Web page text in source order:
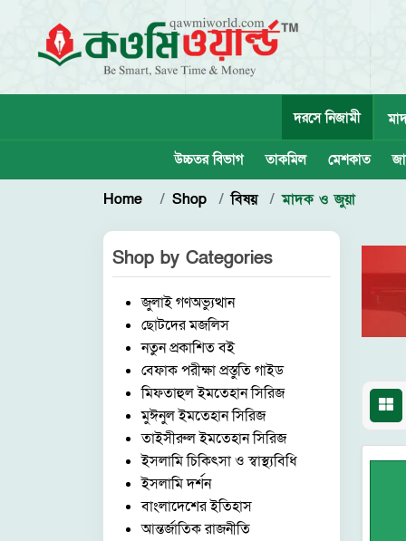
দরসে নিজামী
উচ্চতর বিভাগ তাকমিল মেশকাত
Home Shop বিষয় মাদক ও জুয়া
Shop by Categories
জুলাই গণঅভ্যুত্থান
ছোটদের মজলিস
নতুন প্রকাশিত বই
বেফাক পরীক্ষা প্রস্তুতি গাইড
মিফতাহুল ইমতেহান সিরিজ
মুঈনুল ইমতেহান সিরিজ
তাইসীরুল ইমতেহান সিরিজ
ইসলামি চিকিৎসা ও স্বাস্থ্যবিধি
ইসলামি দর্শন
বাংলাদেশের ইতিহাস
আন্তর্জাতিক রাজনীতি